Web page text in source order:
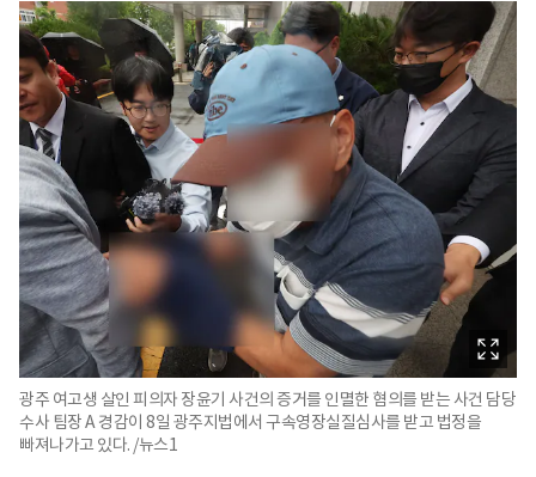
광주 여고생 살인 피의자 장윤기 사건의 증거를 인멸한 혐의를 받는 사건 담당
수사 팀장 A 경감이 8일 광주지법에서 구속영장실질심사를 받고 법정을
빠져나가고 있다. /뉴스1